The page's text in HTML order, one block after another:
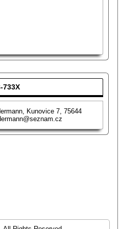
733X
Kunovice 7, 75644